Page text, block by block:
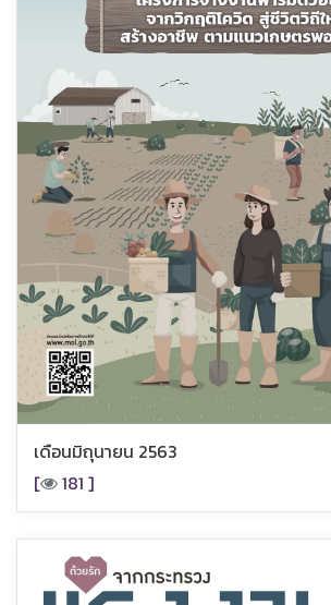
เดือนมิถุนายน 2563
[
181 ]